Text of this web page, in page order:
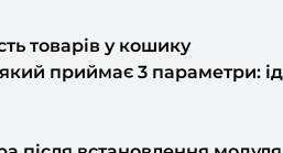
товарів у кошику
приймає 3 параметри: ід